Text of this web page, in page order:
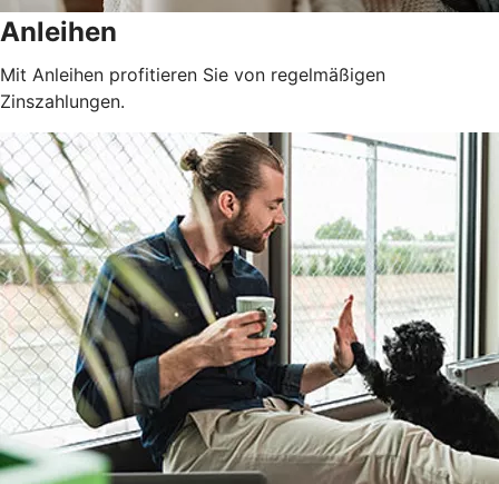
Anleihen
Mit Anleihen profitieren Sie von regelmäßigen
Zinszahlungen.